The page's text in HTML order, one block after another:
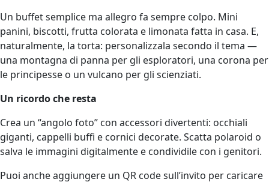
Un buffet semplice ma allegro fa sempre colpo. Mini
panini, biscotti, frutta colorata e limonata fatta in casa. E,
naturalmente, la torta: personalizzala secondo il tema —
una montagna di panna per gli esploratori, una corona per
le principesse o un vulcano per gli scienziati.
Un ricordo che resta
Crea un “angolo foto” con accessori divertenti: occhiali
giganti, cappelli buffi e cornici decorate. Scatta polaroid o
salva le immagini digitalmente e condividile con i genitori.
Puoi anche aggiungere un QR code sull’invito per caricare